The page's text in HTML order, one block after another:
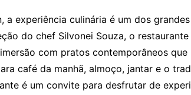
experiência culinária é um dos
do chef Silvonei Souza, o
com pratos contemporâneos
café da manhã, almoço, jantar e o
é um convite para desfrutar de